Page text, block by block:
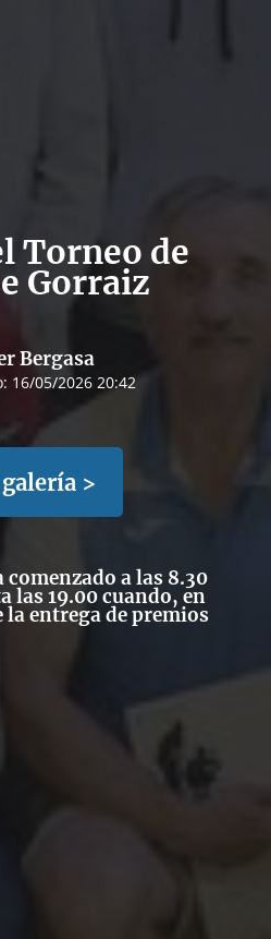
Torneo de
Gorraiz
Bergasa
16/05/2026 20:42
>
comenzado a las 8.30
las 19.00 cuando, en
entrega de premios